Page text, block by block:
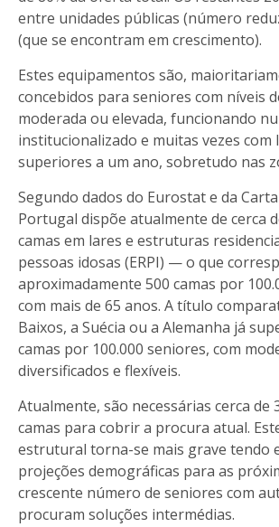
entre unidades públicas (número
(que se encontram em crescimento).
Estes equipamentos são,
concebidos para seniores com níveis
moderada ou elevada, funcionando
institucionalizado e muitas vezes com
superiores a um ano, sobretudo nas
Segundo dados do Eurostat e da
Portugal dispõe atualmente de cerca
camas em lares e estruturas
pessoas idosas (ERPI) — o que
aproximadamente 500 camas por
com mais de 65 anos. A título
Baixos, a Suécia ou a Alemanha já
camas por 100.000 seniores, com
diversificados e flexíveis.
Atualmente, são necessárias cerca de
camas para cobrir a procura atual.
estrutural torna-se mais grave tendo
projeções demográficas para as
crescente número de seniores com
procuram soluções intermédias.